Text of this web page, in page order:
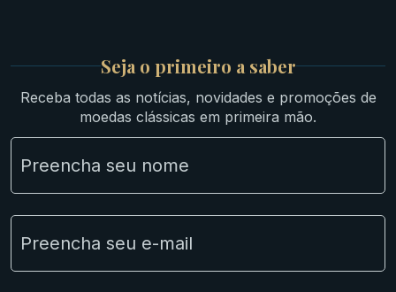
Ibéricas
Lotes Grandes
Material Numismático
NGC e NNC Encapsuladas
Novidades
Seja o primeiro a saber
Receba todas as notícias, novidades e promoções de
moedas clássicas em primeira mão.